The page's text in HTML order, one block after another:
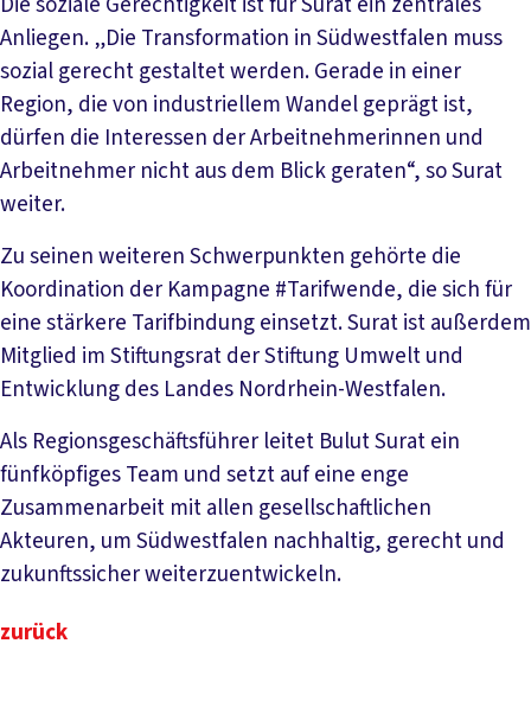
Anliegen. „Die Transformation in Südwestfalen muss
sozial gerecht gestaltet werden. Gerade in einer
Region, die von industriellem Wandel geprägt ist,
dürfen die Interessen der Arbeitnehmerinnen und
Arbeitnehmer nicht aus dem Blick geraten“, so Surat
weiter.
Zu seinen weiteren Schwerpunkten gehörte die
Koordination der Kampagne #Tarifwende, die sich für
eine stärkere Tarifbindung einsetzt. Surat ist außerdem
Mitglied im Stiftungsrat der Stiftung Umwelt und
Entwicklung des Landes Nordrhein-Westfalen.
Als Regionsgeschäftsführer leitet Bulut Surat ein
fünfköpfiges Team und setzt auf eine enge
Zusammenarbeit mit allen gesellschaftlichen
Akteuren, um Südwestfalen nachhaltig, gerecht und
zukunftssicher weiterzuentwickeln.
zurück